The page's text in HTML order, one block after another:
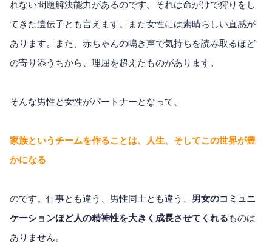
れない問題解決能力があるのです。それは命がけで狩りをし
てきた遺伝子とも言えます。また女性には素晴らしい直感が
あります。また、赤ちゃんの鳴き声で気持ちを読み取るほど
の寄り添うちから、理屈を超えたものがあります。
そんな男性と女性がパートナーとなって、
家族というチームを作ることは、人生、そしてこの世界が豊
かになる
のです。仕事とも違う、男性同士とも違う、 男女のコミュニ
ケーションほど人の精神性を大きく成長させてくれる ものは
ありません。